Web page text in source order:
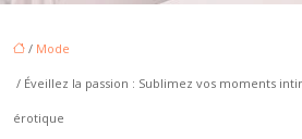
/ Mode
/ Éveillez la passion : Sublimez vos moments
érotique